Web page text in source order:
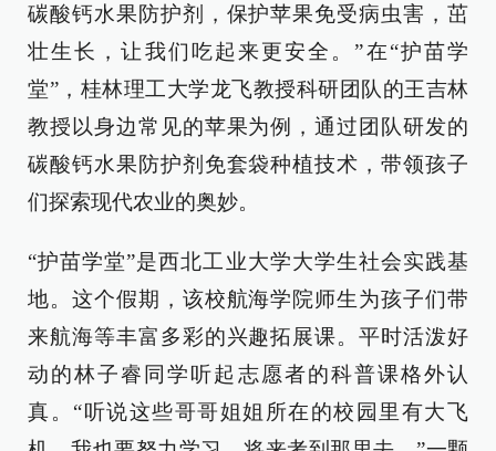
碳酸钙水果防护剂，保护苹果免受病虫害，茁
壮生长，让我们吃起来更安全。”在“护苗学
堂”，桂林理工大学龙飞教授科研团队的王吉林
教授以身边常见的苹果为例，通过团队研发的
碳酸钙水果防护剂免套袋种植技术，带领孩子
们探索现代农业的奥妙。
“护苗学堂”是西北工业大学大学生社会实践基
地。这个假期，该校航海学院师生为孩子们带
来航海等丰富多彩的兴趣拓展课。平时活泼好
动的林子睿同学听起志愿者的科普课格外认
真。“听说这些哥哥姐姐所在的校园里有大飞